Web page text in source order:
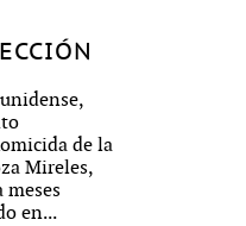
de la
Mireles,
meses
en...